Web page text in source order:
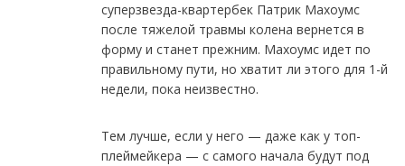
суперзвезда-квартербек Патрик Махоумс
после тяжелой травмы колена вернется в
форму и станет прежним. Махоумс идет по
правильному пути, но хватит ли этого для 1-й
недели, пока неизвестно.
Тем лучше, если у него — даже как у топ-
плеймейкера — с самого начала будут под